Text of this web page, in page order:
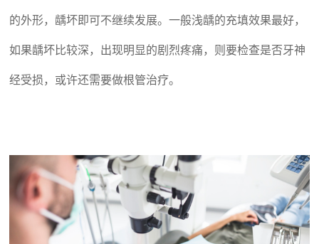
的外形，龋坏即可不继续发展。一般浅龋的充填效果最好，
如果龋坏比较深，出现明显的剧烈疼痛，则要检查是否牙神
经受损，或许还需要做根管治疗。